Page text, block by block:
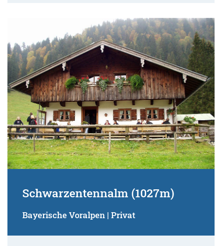
Schwarzentennalm (1027m)
Bayerische Voralpen | Privat